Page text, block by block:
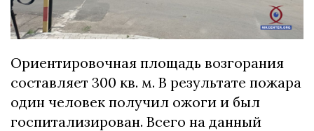
Ориентировочная площадь возгорания
составляет 300 кв. м. В результате пожара
один человек получил ожоги и был
госпитализирован. Всего на данный